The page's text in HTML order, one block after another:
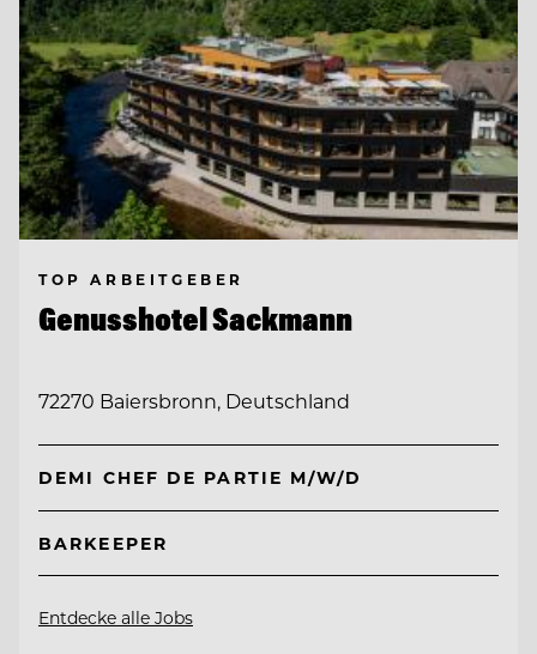
TOP ARBEITGEBER
Genusshotel Sackmann
72270 Baiersbronn, Deutschland
DEMI CHEF DE PARTIE M/W/D
BARKEEPER
Entdecke alle Jobs